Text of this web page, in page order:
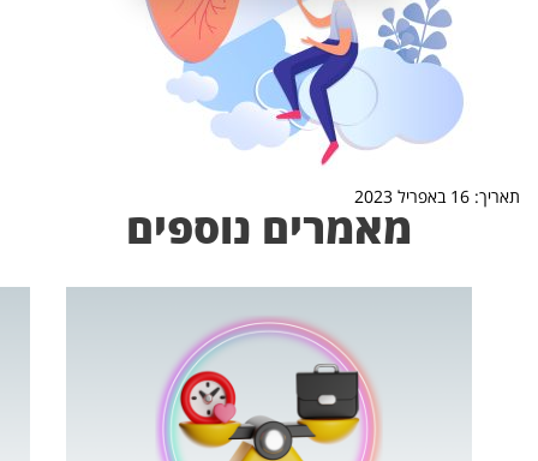
תאריך: 16 באפריל 2023
מאמרים נוספים